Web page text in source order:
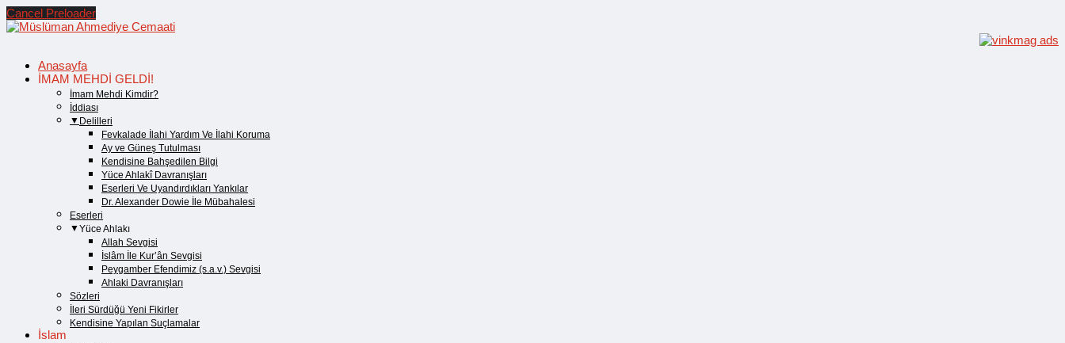
Cancel Preloader
Anasayfa
İMAM MEHDİ GELDİ!
İmam Mehdi Kimdir?
İddiası
Delilleri
Fevkalade İlahi Yardım Ve İlahi Koruma
Ay ve Güneş Tutulması
Kendisine Bahşedilen Bilgi
Yüce Ahlakî Davranışları
Eserleri Ve Uyandırdıkları Yankılar
Dr. Alexander Dowie İle Mübahalesi
Eserleri
Yüce Ahlakı
Allah Sevgisi
İslâm İle Kur’ân Sevgisi
Peygamber Efendimiz (s.a.v.) Sevgisi
Ahlaki Davranışları
Sözleri
İleri Sürdüğü Yeni Fikirler
Kendisine Yapılan Suçlamalar
İslam